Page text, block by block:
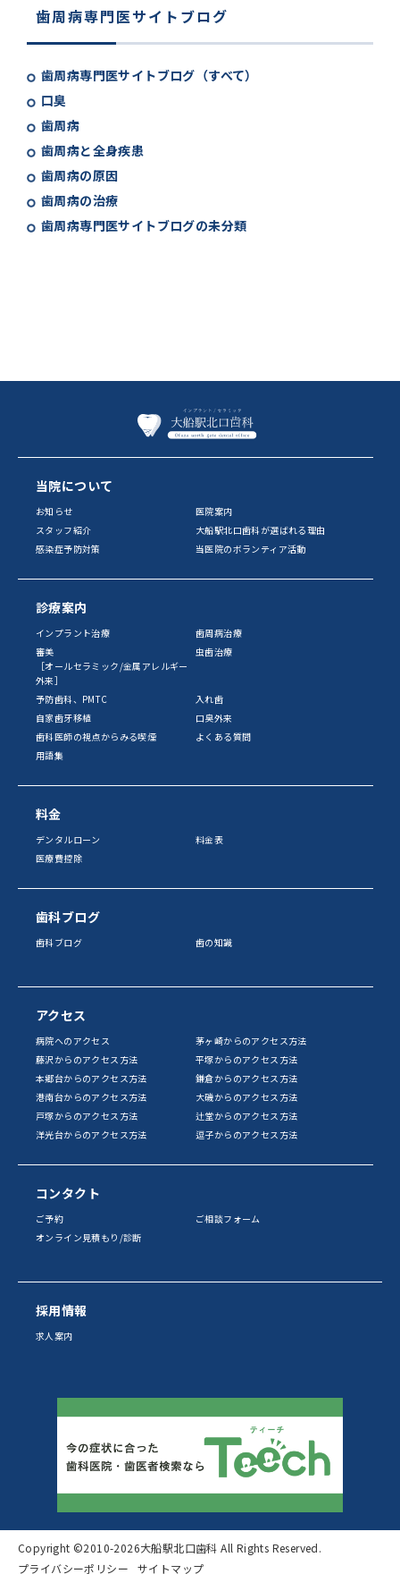
歯周病専門医サイトブログ
歯周病専門医サイトブログ（すべて）
口臭
歯周病
歯周病と全身疾患
歯周病の原因
歯周病の治療
歯周病専門医サイトブログの未分類
当院について
お知らせ
医院案内
スタッフ紹介
大船駅北口歯科が選ばれる理由
感染症予防対策
当医院のボランティア活動
診療案内
インプラント治療
歯周病治療
審美
［オールセラミック/金属アレルギー
外来］
虫歯治療
予防歯科、PMTC
入れ歯
自家歯牙移植
口臭外来
歯科医師の視点からみる喫煙
よくある質問
用語集
料金
デンタルローン
料金表
医療費控除
歯科ブログ
歯科ブログ 歯の知識
アクセス
病院へのアクセス
茅ヶ崎からのアクセス方法
藤沢からのアクセス方法
平塚からのアクセス方法
本郷台からのアクセス方法
鎌倉からのアクセス方法
港南台からのアクセス方法
大磯からのアクセス方法
戸塚からのアクセス方法
辻堂からのアクセス方法
洋光台からのアクセス方法
逗子からのアクセス方法
コンタクト
ご予約
ご相談フォーム
オンライン見積もり/診断
採用情報
求人案内
Copyright ©2010-2026大船駅北口歯科 All Rights Reserved.
プライバシーポリシー
サイトマップ